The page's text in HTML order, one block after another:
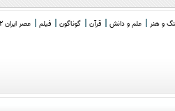
و هنر علم و دانش قرآن گوناگون فیلم عصر ایران 2